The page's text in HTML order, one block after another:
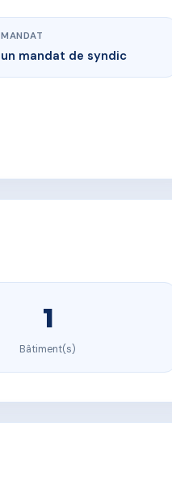
MANDAT
un mandat de syndic
1
Bâtiment(s)